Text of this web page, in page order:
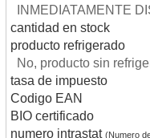
INMEDIATAMENTE
cantidad en stock
producto refrigerado
No, producto sin
tasa de impuesto
Codigo EAN
BIO certificado
numero intrastat (Numero